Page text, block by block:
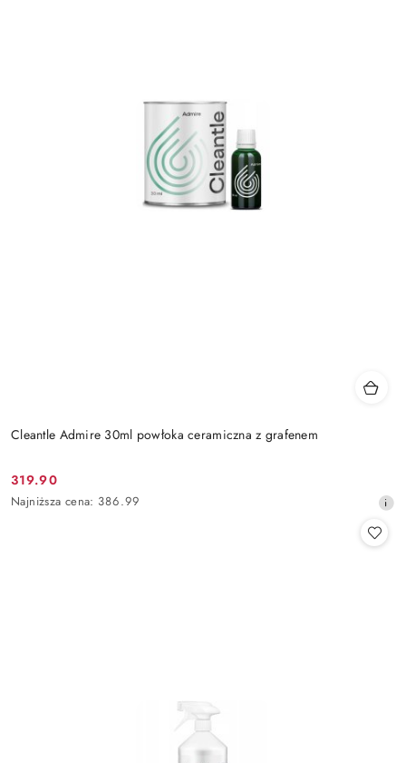
Cleantle Admire 30ml powłoka ceramiczna z grafenem
Cena
promocyjna:
319.90
Najniższa
Najniższa cena: 386.99